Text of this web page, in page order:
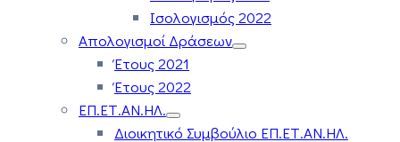
Ισολογισμός 2022
Απολογισμοί Δράσεων
Έτους 2021
Έτους 2022
ΕΠ.ΕΤ.ΑΝ.ΗΛ.
Διοικητικό Συμβούλιο ΕΠ.ΕΤ.ΑΝ.ΗΛ.